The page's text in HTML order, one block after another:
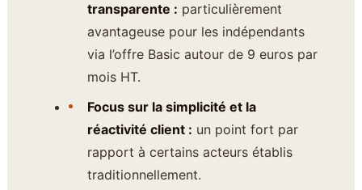
transparente : particulièrement
avantageuse pour les indépendants
via l’offre Basic autour de 9 euros par
mois HT.
Focus sur la simplicité et la
réactivité client : un point fort par
rapport à certains acteurs établis
traditionnellement.